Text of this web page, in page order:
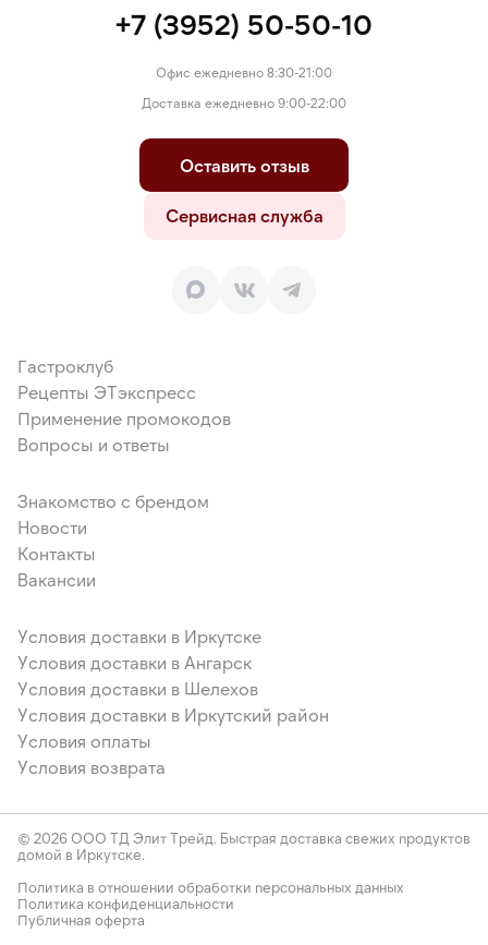
+7 (3952) 50-50-10
Офис ежедневно 8:30-21:00
Доставка ежедневно 9:00-22:00
Оставить отзыв
Сервисная служба
Гастроклуб
Рецепты ЭТэкспресс
Применение промокодов
Вопросы и ответы
Знакомство с брендом
Новости
Контакты
Вакансии
Условия доставки в Иркутске
Условия доставки в Ангарск
Условия доставки в Шелехов
Условия доставки в Иркутский район
Условия оплаты
Условия возврата
© 2026 ООО ТД Элит Трейд. Быстрая доставка свежих продуктов
домой в Иркутске.
Политика в отношении обработки персональных данных
Политика конфиденциальности
Публичная оферта